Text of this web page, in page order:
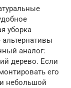
уборка
аналог:
дерево. Если
его
небольшой